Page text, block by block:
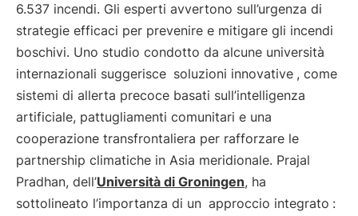
6.537 incendi. Gli esperti avvertono sull’urgenza di
strategie efficaci per prevenire e mitigare gli incendi
boschivi. Uno studio condotto da alcune università
internazionali suggerisce soluzioni innovative , come
sistemi di allerta precoce basati sull’intelligenza
artificiale, pattugliamenti comunitari e una
cooperazione transfrontaliera per rafforzare le
partnership climatiche in Asia meridionale. Prajal
Pradhan, dell’Università di Groningen, ha
sottolineato l’importanza di un approccio integrato :